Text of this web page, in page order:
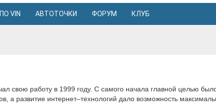
VIN АВТОТОЧКИ ФОРУМ КЛУБ
свою работу в 1999 году. С самого начала главной целью
а развитие интернет–технологий дало возможность